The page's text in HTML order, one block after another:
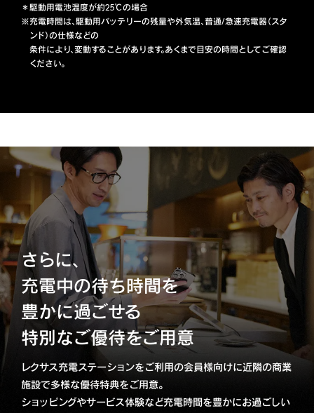
＊駆動用電池温度が約25℃の場合
※充電時間は、駆動用バッテリーの残量や外気温、普通/急速充電器（スタ
ンド）の仕様などの
条件により、変動することがあります。あくまで目安の時間としてご確認
ください。
さらに、
充電中の待ち時間を
豊かに過ごせる
特別なご優待をご用意
レクサス充電ステーションをご利用の会員様向けに近隣の商業
施設で多様な優待特典をご用意。
ショッピングやサービス体験など充電時間を豊かにお過ごしい